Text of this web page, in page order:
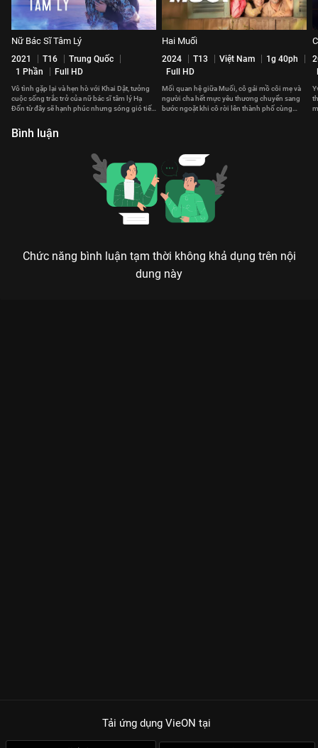
Nữ Bác Sĩ Tâm Lý
2021 T16
Trung Quốc
1 Phần
Full HD
Vô tình gặp lại và hẹn hò với Khai Dật, tưởng
cuộc sống trắc trở của nữ bác sĩ tâm lý Hạ
Đốn từ đây sẽ hạnh phúc nhưng sóng gió tiếp
Hai Muối
2024 T13 Việt Nam
1g 40ph
Full HD
Mối quan hệ giữa Muối, cô gái mồ côi mẹ và
người cha hết mực yêu thương chuyển sang
bước ngoặt khi cô rời lên thành phố cùng
Bình luận
Chức năng bình luận tạm thời không khả dụng trên nội
dung này
Tải ứng dụng VieON tại